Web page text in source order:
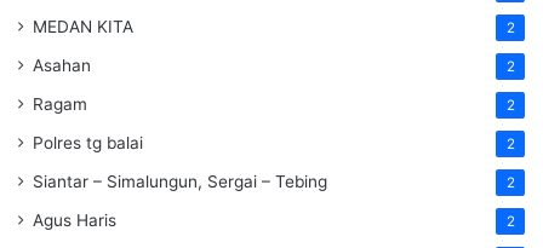
MEDAN KITA 2
Asahan 2
Ragam 2
Polres tg balai 2
Siantar – Simalungun, Sergai – Tebing 2
Agus Haris 2